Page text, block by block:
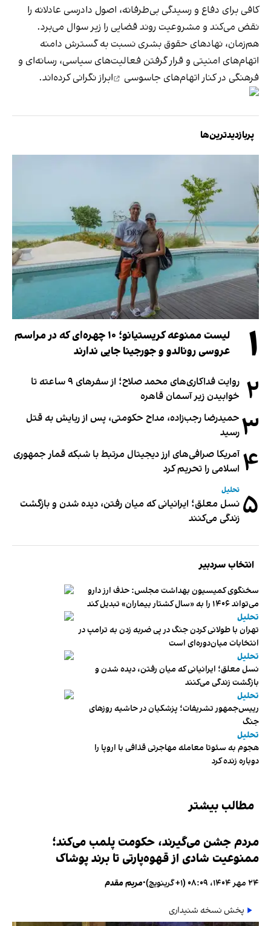
کافی برای دفاع و رسیدگی بی‌طرفانه، اصول دادرسی عادلانه را
نقض می‌کند و مشروعیت روند قضایی را زیر سوال می‌برد.
هم‌زمان، نهادهای حقوق بشری نسبت به گسترش دامنه
اتهام‌های امنیتی و قرار گرفتن فعالیت‌های سیاسی، رسانه‌ای و
فرهنگی در کنار اتهام‌های جاسوسی ابراز نگرانی کرده‌اند.
پربازدیدترین‌ها
۱
لیست ممنوعه کریستیانو؛ ۱۰ چهره‌ای که در مراسم
عروسی رونالدو و جورجینا جایی ندارند
۲
روایت فداکاری‌های محمد صلاح؛ از سفرهای ۹ ساعته تا
خوابیدن زیر آسمان قاهره
۳ حمیدرضا رجب‌زاده، مداح حکومتی، پس از ربایش به قتل
رسید
۴ آمریکا صرافی‌های ارز دیجیتال مرتبط با شبکه قمار جمهوری
اسلامی را تحریم کرد
۵ تحلیل
نسل معلق؛ ایرانیانی که میان رفتن، دیده شدن و بازگشت
زندگی می‌کنند
انتخاب سردبیر
سخنگوی کمیسیون بهداشت مجلس: حذف ارز دارو
می‌تواند ۱۴۰۶ را به «سال کشتار بیماران» تبدیل کند
تحلیل
تهران با طولانی کردن جنگ در پی ضربه زدن به ترامپ در
انتخابات میان‌دوره‌ای است
تحلیل
نسل معلق؛ ایرانیانی که میان رفتن، دیده شدن و
بازگشت زندگی می‌کنند
تحلیل
رییس‌جمهور تشریفات؛ پزشکیان در حاشیه روزهای
جنگ
تحلیل
هجوم به سئوتا معامله مهاجرتی قذافی با اروپا را
دوباره زنده کرد
مطالب بیشتر
مردم جشن می‌گیرند، حکومت پلمب می‌کند؛
ممنوعیت شادی از قهوه‌پارتی تا برند پوشاک
۲۴ مهر ۱۴۰۴، ۰۸:۰۹ (‎+۱ گرینویچ) •مریم مقدم
پخش نسخه شنیداری